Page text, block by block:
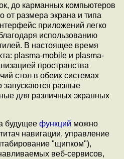
до карманных компьютеров
от размера экрана и типа
приложений легко
использованию
В настоящее время
plasma-mobile и plasma-
пространства
стол в обеих системах
запускаются разные
для различных экранных
будущее функций можно
навигации, управление
"щипком"),
веб-сервисов,